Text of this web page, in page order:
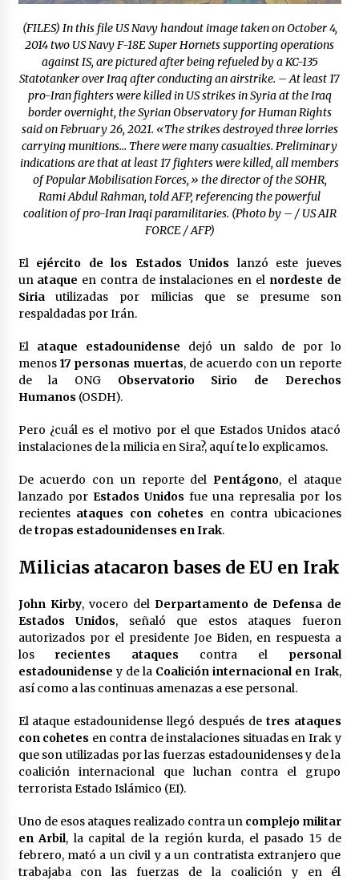
las Mujeres, anuncia Sheinbaum
2 meses atrás
Sheinbaum descarta reunión entre CNTE y
Segob: «ya dimos nuestras propuestas»
2 meses atrás
Zar antidrogas de EE.UU.: “vamos por los
políticos mexicanos que protegen al narco”
2 meses atrás
Trump anuncia acuerdo con Irán y el fin de
2 meses atrás
Trump asegura que barcos cargados de
petróleo están empezando a salir de Ormuz
México libraría posible arancel de EE.UU. en
85% de sus exportaciones
2 meses atrás
(FILES) In this file US Navy handout image taken on October 4,
2014 two US Navy F-18E Super Hornets supporting operations
against IS, are pictured after being refueled by a KC-135
Statotanker over Iraq after conducting an airstrike. – At least 17
pro-Iran fighters were killed in US strikes in Syria at the Iraq
border overnight, the Syrian Observatory for Human Rights
said on February 26, 2021. «The strikes destroyed three lorries
carrying munitions… There were many casualties. Preliminary
indications are that at least 17 fighters were killed, all members
of Popular Mobilisation Forces,» the director of the SOHR,
Rami Abdul Rahman, told AFP, referencing the powerful
coalition of pro-Iran Iraqi paramilitaries. (Photo by – / US AIR
FORCE / AFP)
El ejército de los Estados Unidos lanzó este jueves
un ataque en contra de instalaciones en el nordeste de
Siriautilizadas por milicias que se presume son
respaldadas por Irán.
El ataque estadounidense dejó un saldo de por lo
menos 17 personas muertas, de acuerdo con un reporte
de la ONG Observatorio Sirio de Derechos
Humanos (OSDH).
Pero ¿cuál es el motivo por el que Estados Unidos atacó
instalaciones de la milicia en Sira?, aquí te lo explicamos.
De acuerdo con un reporte del Pentágono, el ataque
lanzado por Estados Unidos fue una represalia por los
recientes ataques con cohetes en contra ubicaciones
detropas estadounidenses en Irak.
Milicias atacaron bases de EU en Irak
John Kirby, vocero del Derpartamento de Defensa de
Estados Unidos, señaló que estos ataques fueron
autorizados por el presidente Joe Biden, en respuesta a
los recientes ataques contra el personal
estadounidense y de la Coalición internacional en Irak,
así como a las continuas amenazas a ese personal.
El ataque estadounidense llegó después de tres ataques
con cohetes en contra de instalaciones situadas en Irak y
que son utilizadas por las fuerzas estadounidenses y de la
coalición internacional que luchan contra el grupo
terrorista Estado Islámico (EI).
Uno de esos ataques realizado contra un complejo militar
en Arbil, la capital de la región kurda, el pasado 15 de
febrero, mató a un civil y a un contratista extranjero que
trabajaba con las fuerzas de la coalición y en él